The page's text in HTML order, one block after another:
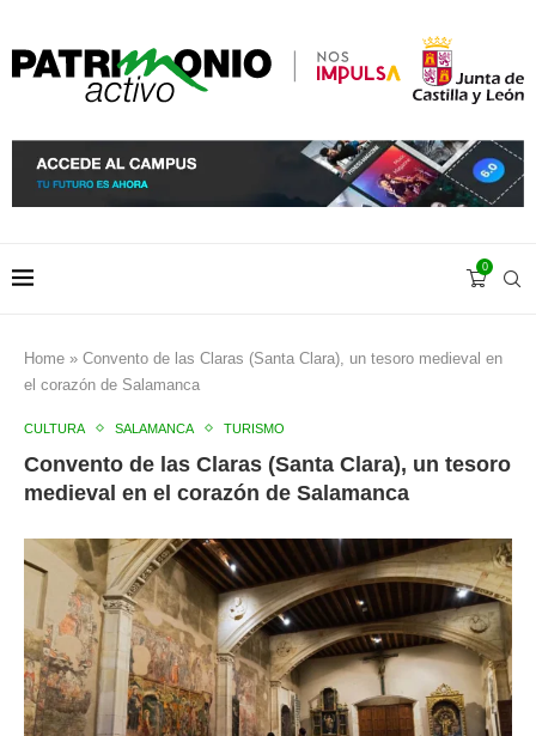
0
Home » Convento de las Claras (Santa Clara), un tesoro medieval en
el corazón de Salamanca
CULTURA SALAMANCA TURISMO
Convento de las Claras (Santa Clara), un tesoro
medieval en el corazón de Salamanca